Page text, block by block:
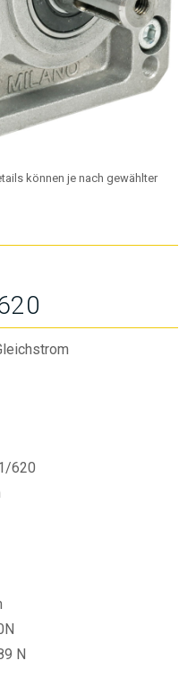
können je nach gewählter
620
N